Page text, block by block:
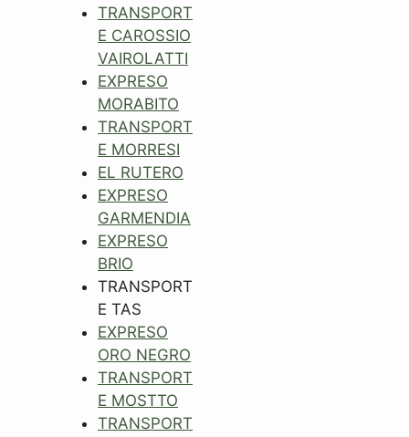
TRANSPORT
E CAROSSIO
VAIROLATTI
EXPRESO
MORABITO
TRANSPORT
E MORRESI
EL RUTERO
EXPRESO
GARMENDIA
EXPRESO
BRIO
TRANSPORT
E TAS
EXPRESO
ORO NEGRO
TRANSPORT
E MOSTTO
TRANSPORT